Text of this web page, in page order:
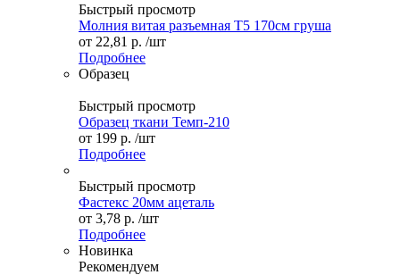
Быстрый просмотр
Молния витая разъемная Т5 170см груша
от 22,81 р. /шт
Подробнее
Образец
Быстрый просмотр
Образец ткани Темп-210
от 199 р. /шт
Подробнее
Быстрый просмотр
Фастекс 20мм ацеталь
от 3,78 р. /шт
Подробнее
Новинка
Рекомендуем